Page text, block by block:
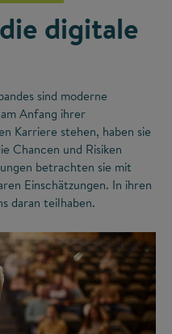
digitale
sind moderne
Anfang ihrer
Karriere stehen, haben sie
Chancen und Risiken
betrachten sie mit
Einschätzungen. In ihren
daran teilhaben.